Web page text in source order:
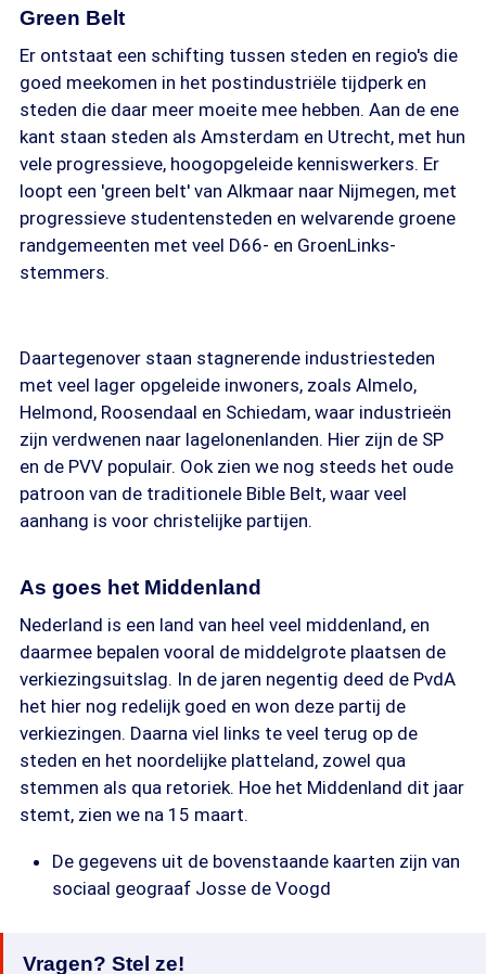
Green Belt
Er ontstaat een schifting tussen steden en regio's die
goed meekomen in het postindustriële tijdperk en
steden die daar meer moeite mee hebben. Aan de ene
kant staan steden als Amsterdam en Utrecht, met hun
vele progressieve, hoogopgeleide kenniswerkers. Er
loopt een 'green belt' van Alkmaar naar Nijmegen, met
progressieve studentensteden en welvarende groene
randgemeenten met veel D66- en GroenLinks-
stemmers.
Daartegenover staan stagnerende industriesteden
met veel lager opgeleide inwoners, zoals Almelo,
Helmond, Roosendaal en Schiedam, waar industrieën
zijn verdwenen naar lagelonenlanden. Hier zijn de SP
en de PVV populair. Ook zien we nog steeds het oude
patroon van de traditionele Bible Belt, waar veel
aanhang is voor christelijke partijen.
As goes het Middenland
Nederland is een land van heel veel middenland, en
daarmee bepalen vooral de middelgrote plaatsen de
verkiezingsuitslag. In de jaren negentig deed de PvdA
het hier nog redelijk goed en won deze partij de
verkiezingen. Daarna viel links te veel terug op de
steden en het noordelijke platteland, zowel qua
stemmen als qua retoriek. Hoe het Middenland dit jaar
stemt, zien we na 15 maart.
De gegevens uit de bovenstaande kaarten zijn van
sociaal geograaf Josse de Voogd
Vragen? Stel ze!